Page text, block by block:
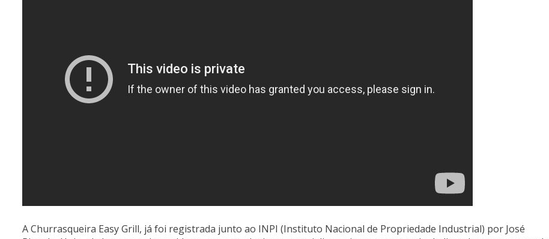
A Churrasqueira Easy Grill, já foi registrada junto ao INPI (Instituto Nacional de Propriedade Industrial) por José